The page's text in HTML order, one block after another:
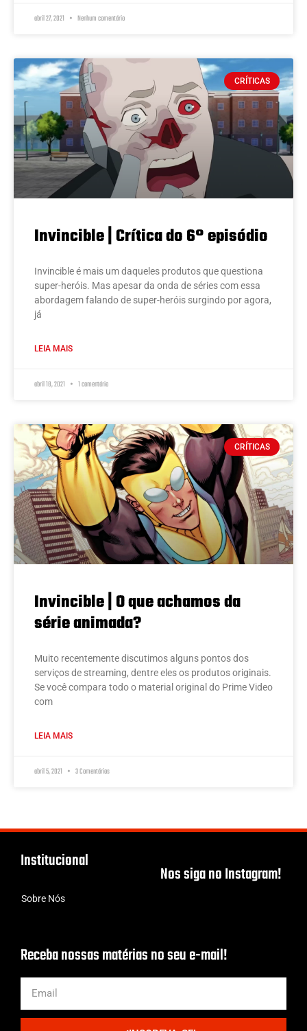
abril 27, 2021 Nenhum comentário
CRÍTICAS
Invincible | Crítica do 6° episódio
Invincible é mais um daqueles produtos que questiona
super-heróis. Mas apesar da onda de séries com essa
abordagem falando de super-heróis surgindo por agora,
já
LEIA MAIS
abril 18, 2021 1 comentário
CRÍTICAS
Invincible | O que achamos da
série animada?
Muito recentemente discutimos alguns pontos dos
serviços de streaming, dentre eles os produtos originais.
Se você compara todo o material original do Prime Video
com
LEIA MAIS
abril 5, 2021 3 Comentários
Institucional
Sobre Nós
Nos siga no Instagram!
Receba nossas matérias no seu e-mail!